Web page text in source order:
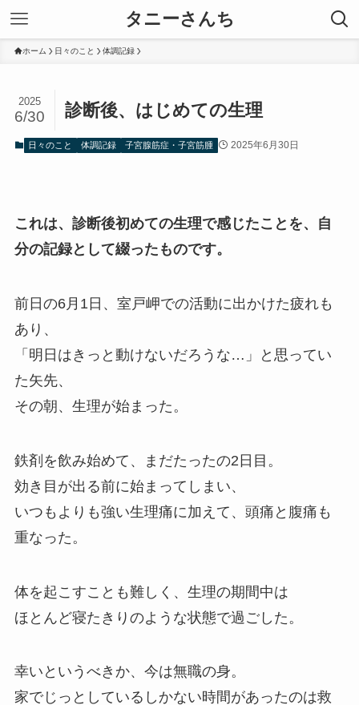
タニーさんち
ホーム 日々のこと 体調記録
診断後、はじめての生理
2025
6/30
日々のこと 体調記録 子宮腺筋症・子宮筋腫 2025年6月30日
これは、診断後初めての生理で感じたことを、自
分の記録として綴ったものです。
前日の6月1日、室戸岬での活動に出かけた疲れも
あり、
「明日はきっと動けないだろうな…」と思ってい
た矢先、
その朝、生理が始まった。
鉄剤を飲み始めて、まだたったの2日目。
効き目が出る前に始まってしまい、
いつもよりも強い生理痛に加えて、頭痛と腹痛も
重なった。
体を起こすことも難しく、生理の期間中は
ほとんど寝たきりのような状態で過ごした。
幸いというべきか、今は無職の身。
家でじっとしているしかない時間があったのは救